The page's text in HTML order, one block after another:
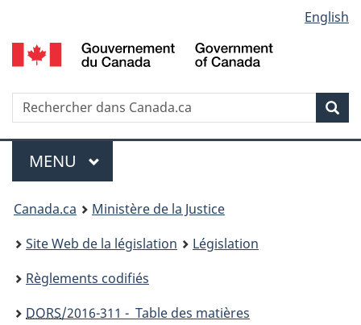
au
contenu
propos
de
la
HTML
simplifiée
selection
English
Recherche
Menu
MENU PRINCIPAL
You
are
here:
Canada.ca
Ministère de la Justice
Site Web de la législation
Législation
Règlements codifiés
DORS/2016-311 - Table des matières